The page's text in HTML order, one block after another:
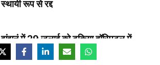
स्थायी रूप से रद्द
झुंझुनूं में 29 जुलाई को ढूकिया हॉस्पिटल में
निःशुल्क BMD जांच शिविर, हड्डियों की होगी
मुफ्त जांच